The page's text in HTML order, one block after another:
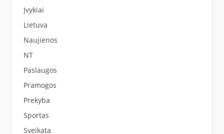
Įvykiai
Lietuva
Naujienos
NT
Paslaugos
Pramogos
Prekyba
Sportas
Sveikata